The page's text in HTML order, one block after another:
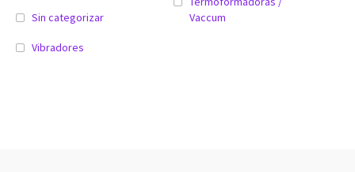
Sin categorizar
Vaccum
Vibradores